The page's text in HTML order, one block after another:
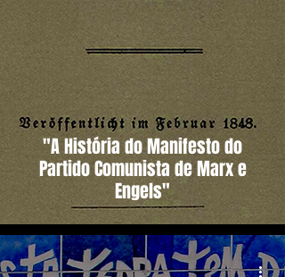
"A História do Manifesto do
Partido Comunista de Marx e
Engels"